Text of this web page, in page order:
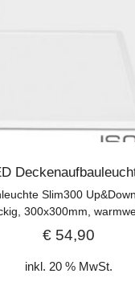
Slim300
300x300mm,
€ 54,90
inkl. 20 % MwSt.